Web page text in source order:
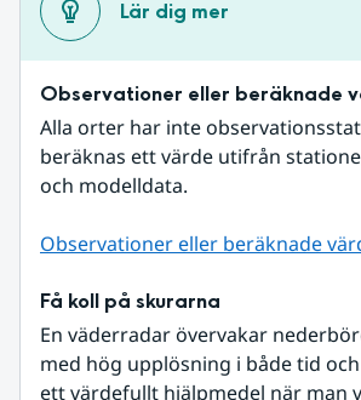
Lär dig mer
Observationer eller beräknade
Alla orter har inte
beräknas ett värde utifrån
och modelldata.
Observationer eller beräknade
Få koll på skurarna
En väderradar övervakar
med hög upplösning i både tid
ett värdefullt hjälpmedel när man